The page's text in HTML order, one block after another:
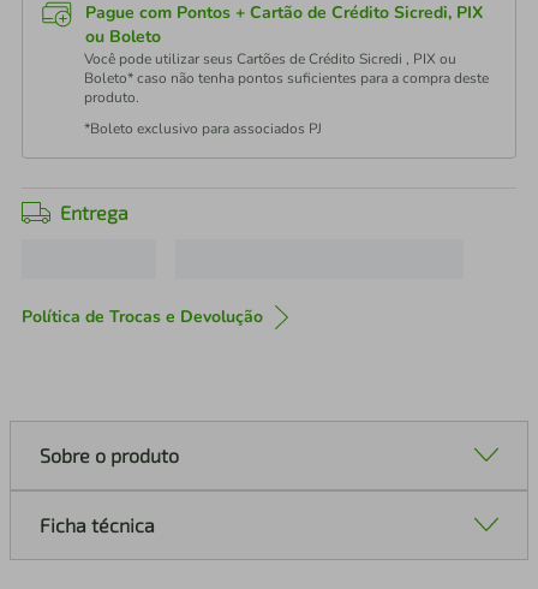
Pague com Pontos + Cartão de Crédito Sicredi, PIX
ou Boleto
Você pode utilizar seus Cartões de Crédito Sicredi , PIX ou
Boleto* caso não tenha pontos suficientes para a compra deste
produto.
*Boleto exclusivo para associados PJ
Entrega
Política de Trocas e Devolução
Sobre o produto
Ficha técnica